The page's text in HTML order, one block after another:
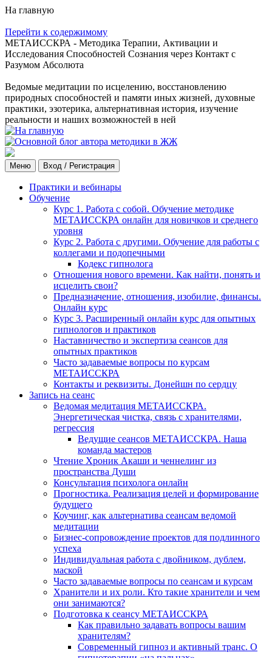
На главную
Перейти к содержимому
МЕТАИССКРА - Методика Терапии, Активации и
Исследования Способностей Сознания через Контакт с
Разумом Абсолюта
Ведомые медитации по исцелению, восстановлению
природных способностей и памяти иных жизней, духовные
практики, эзотерика, альтернативная история, изучение
реальности и наших возможностей в ней
Меню Вход / Регистрация
Практики и вебинары
Обучение
Курс 1. Работа с собой. Обучение методике
МЕТАИССКРА онлайн для новичков и среднего
уровня
Курс 2. Работа с другими. Обучение для работы с
коллегами и подопечными
Кодекс гипнолога
Отношения нового времени. Как найти, понять и
исцелить свои?
Предназначение, отношения, изобилие, финансы.
Онлайн курс
Курс 3. Расширенный онлайн курс для опытных
гипнологов и практиков
Наставничество и экспертиза сеансов для
опытных практиков
Часто задаваемые вопросы по курсам
МЕТАИССКРА
Контакты и реквизиты. Донейшн по сердцу
Запись на сеанс
Ведомая медитация МЕТАИССКРА.
Энергетическая чистка, связь с хранителями,
регрессия
Ведущие сеансов МЕТАИССКРА. Наша
команда мастеров
Чтение Хроник Акаши и ченнелинг из
пространства Души
Консультация психолога онлайн
Прогностика. Реализация целей и формирование
будущего
Коучинг, как альтернатива сеансам ведомой
медитации
Бизнес-сопровождение проектов для подлинного
успеха
Индивидуальная работа с двойником, дублем,
маской
Часто задаваемые вопросы по сеансам и курсам
Хранители и их роли. Кто такие хранители и чем
они занимаются?
Подготовка к сеансу МЕТАИССКРА
Как правильно задавать вопросы вашим
хранителям?
Современный гипноз и активный транс. О